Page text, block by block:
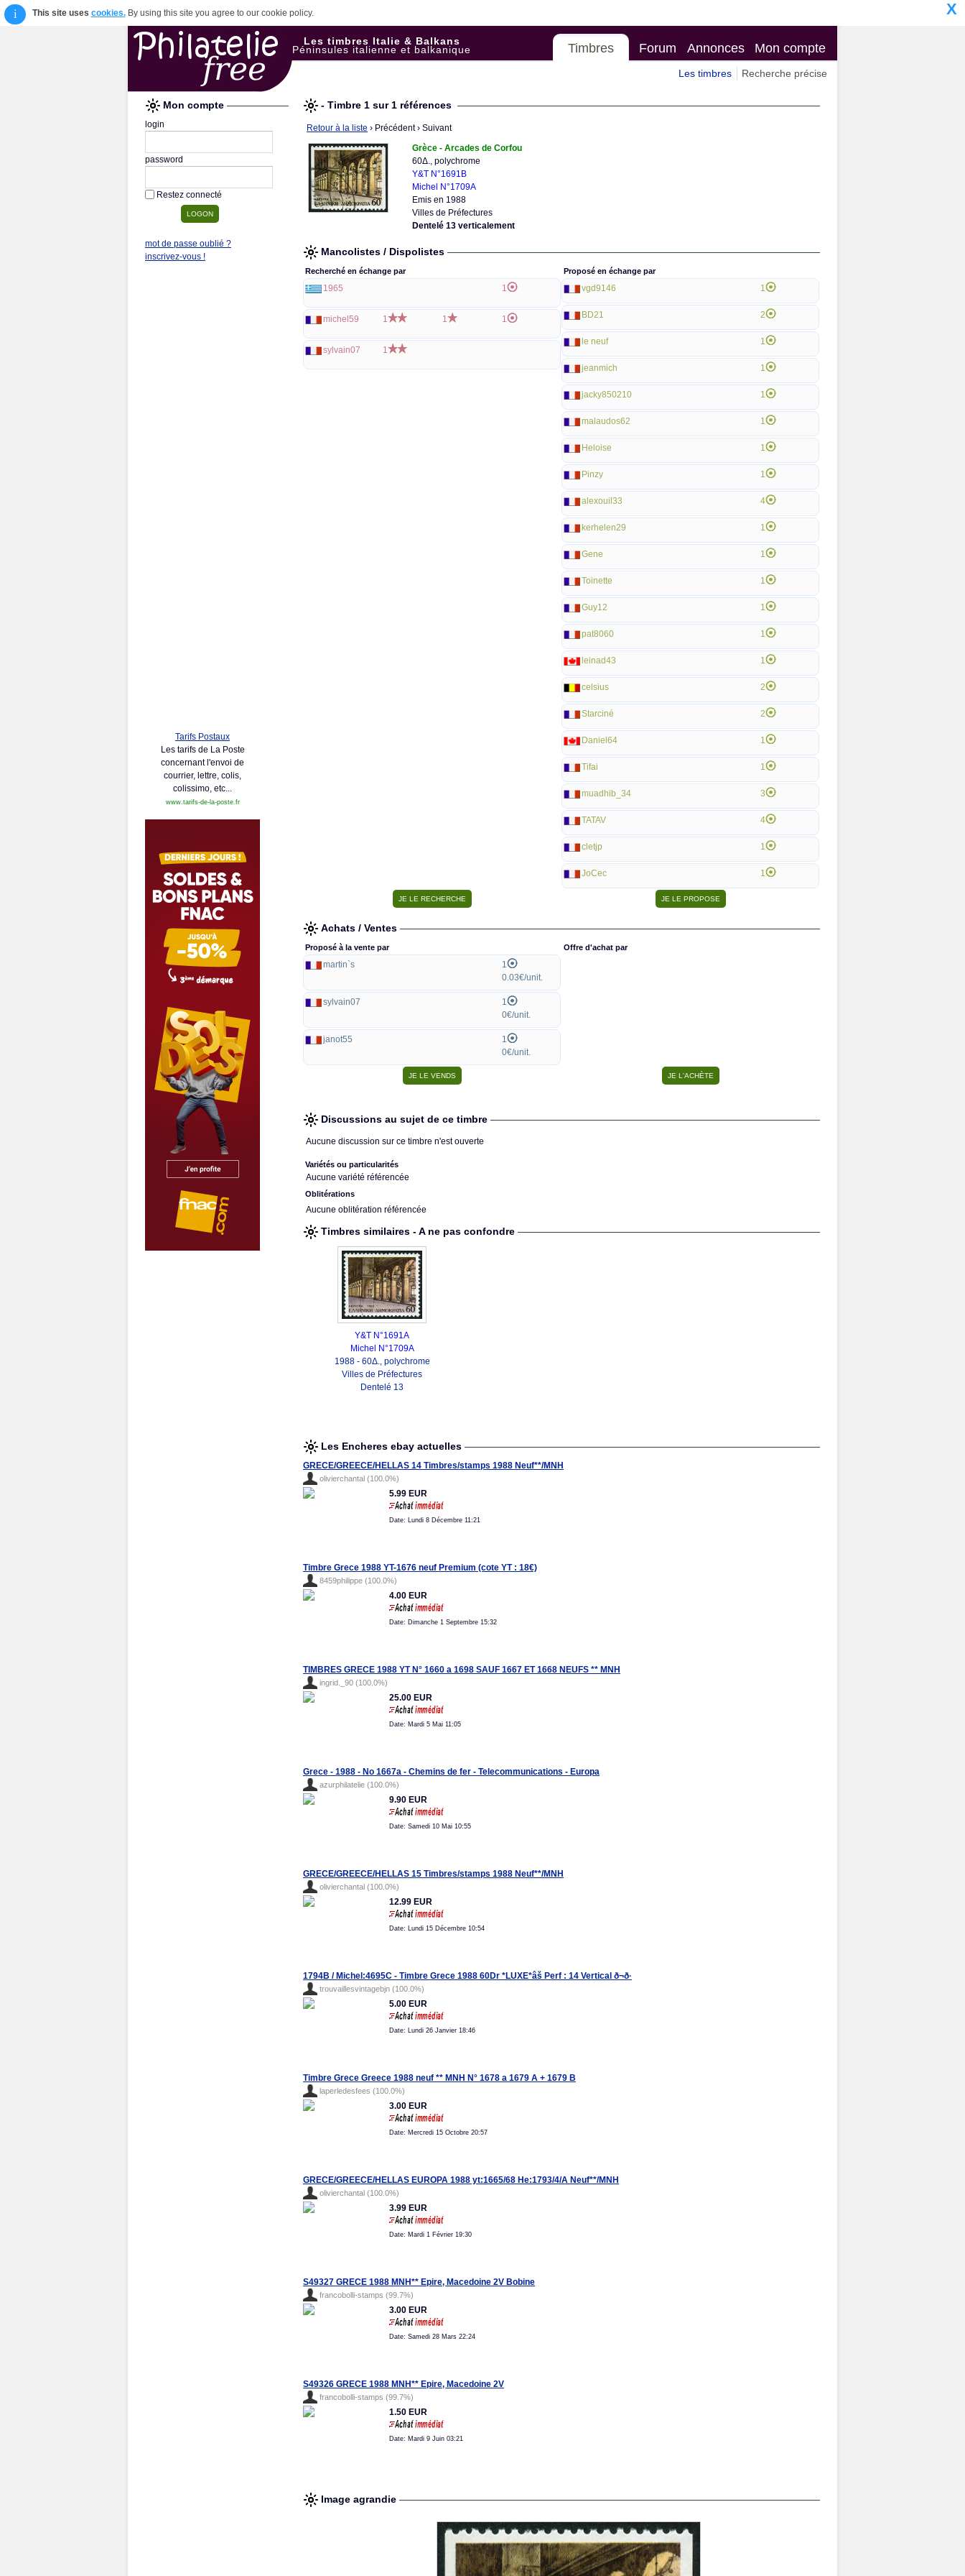
i This site uses cookies.By using this site you agree to our cookie policy. X
Les timbres Italie & Balkans
Péninsules italienne et balkanique Timbres Forum Annonces Mon compte
Les timbres Recherche précise
Mon compte
login
password
Restez connecté
mot de passe oublié ?
inscrivez-vous !
Tarifs Postaux
Les tarifs de La Poste
concernant l'envoi de
courrier, lettre, colis,
colissimo, etc...
www.tarifs-de-la-poste.fr
- Timbre 1 sur 1 références
Retour à la liste › Précédent› Suivant
Grèce - Arcades de Corfou
60Δ., polychrome
Y&T N°1691B
Michel N°1709A
Emis en 1988
Villes de Préfectures
Dentelé 13 verticalement
Mancolistes / Dispolistes
Recherché en échange par
1965 1
michel59 1 1 1
sylvain07 1
Proposé en échange par
vgd9146 1
BD21 2
le neuf 1
jeanmich 1
jacky850210 1
malaudos62 1
Heloise 1
Pinzy 1
alexouil33 4
kerhelen29 1
Gene 1
Toinette 1
Guy12 1
pat8060 1
leinad43 1
celsius 2
Starciné 2
Daniel64 1
Tifai 1
muadhib_34 3
TATAV 4
cletjp 1
JoCec 1
Achats / Ventes
Proposé à la vente par
martin`s
1
0.03€/unit.
sylvain07
1
0€/unit.
janot55
1
0€/unit.
Offre d'achat par
Discussions au sujet de ce timbre
Aucune discussion sur ce timbre n'est ouverte
Variétés ou particularités
Aucune variété référencée
Oblitérations
Aucune oblitération référencée
Timbres similaires - A ne pas confondre
Y&T N°1691A
Michel N°1709A
1988 - 60Δ., polychrome
Villes de Préfectures
Dentelé 13
Les Encheres ebay actuelles
GRECE/GREECE/HELLAS 14 Timbres/stamps 1988 Neuf**/MNH
olivierchantal (100.0%)
5.99 EUR
Date: Lundi 8 Décembre 11:21
Timbre Grece 1988 YT-1676 neuf Premium (cote YT : 18€)
8459philippe (100.0%)
4.00 EUR
Date: Dimanche 1 Septembre 15:32
TIMBRES GRECE 1988 YT N° 1660 a 1698 SAUF 1667 ET 1668 NEUFS ** MNH
ingrid._90 (100.0%)
25.00 EUR
Date: Mardi 5 Mai 11:05
Grece - 1988 - No 1667a - Chemins de fer - Telecommunications - Europa
azurphilatelie (100.0%)
9.90 EUR
Date: Samedi 10 Mai 10:55
GRECE/GREECE/HELLAS 15 Timbres/stamps 1988 Neuf**/MNH
olivierchantal (100.0%)
12.99 EUR
Date: Lundi 15 Décembre 10:54
1794B / Michel:4695C - Timbre Grece 1988 60Dr *LUXE*âš Perf : 14 Vertical ð¬ð·
trouvaillesvintagebjn (100.0%)
5.00 EUR
Date: Lundi 26 Janvier 18:46
Timbre Grece Greece 1988 neuf ** MNH N° 1678 a 1679 A + 1679 B
laperledesfees (100.0%)
3.00 EUR
Date: Mercredi 15 Octobre 20:57
GRECE/GREECE/HELLAS EUROPA 1988 yt:1665/68 He:1793/4/A Neuf**/MNH
olivierchantal (100.0%)
3.99 EUR
Date: Mardi 1 Février 19:30
S49327 GRECE 1988 MNH** Epire, Macedoine 2V Bobine
francobolli-stamps (99.7%)
3.00 EUR
Date: Samedi 28 Mars 22:24
S49326 GRECE 1988 MNH** Epire, Macedoine 2V
francobolli-stamps (99.7%)
1.50 EUR
Date: Mardi 9 Juin 03:21
Image agrandie